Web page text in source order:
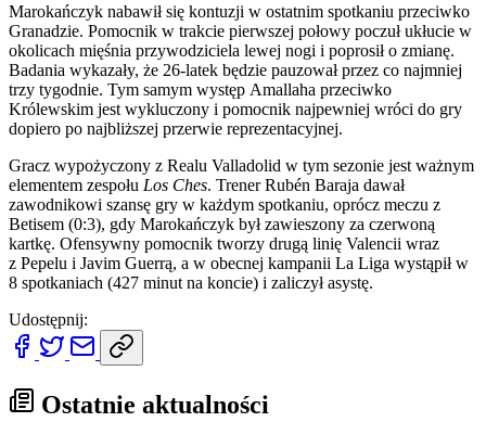
Marokańczyk nabawił się kontuzji w ostatnim spotkaniu przeciwko
Granadzie. Pomocnik w trakcie pierwszej połowy poczuł ukłucie w
okolicach mięśnia przywodziciela lewej nogi i poprosił o zmianę.
Badania wykazały, że 26-latek będzie pauzował przez co najmniej
trzy tygodnie. Tym samym występ Amallaha przeciwko
Królewskim jest wykluczony i pomocnik najpewniej wróci do gry
dopiero po najbliższej przerwie reprezentacyjnej.
Gracz wypożyczony z Realu Valladolid w tym sezonie jest ważnym
elementem zespołu Los Ches. Trener Rubén Baraja dawał
zawodnikowi szansę gry w każdym spotkaniu, oprócz meczu z
Betisem (0:3), gdy Marokańczyk był zawieszony za czerwoną
kartkę. Ofensywny pomocnik tworzy drugą linię Valencii wraz
z Pepelu i Javim Guerrą, a w obecnej kampanii La Liga wystąpił w
8 spotkaniach (427 minut na koncie) i zaliczył asystę.
Udostępnij:
Ostatnie aktualności